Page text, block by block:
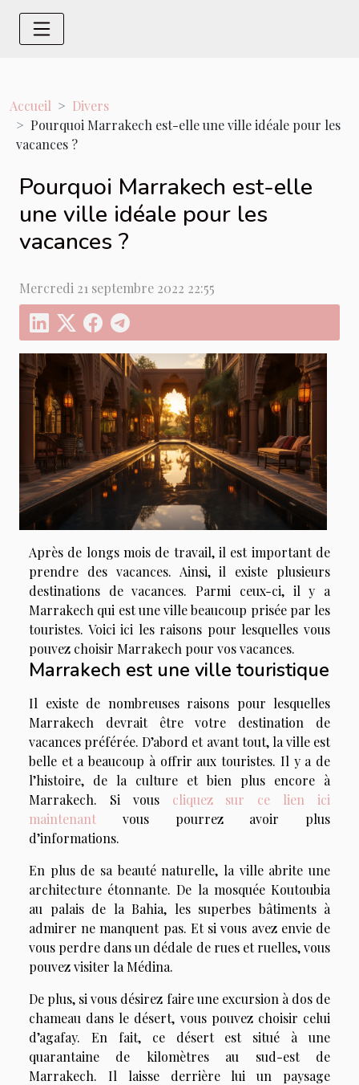
Accueil
Divers
Pourquoi Marrakech est-elle une ville idéale pour les
vacances ?
Pourquoi Marrakech est-elle
une ville idéale pour les
vacances ?
Mercredi 21 septembre 2022 22:55
Après de longs mois de travail, il est important de
prendre des vacances. Ainsi, il existe plusieurs
destinations de vacances. Parmi ceux-ci, il y a
Marrakech qui est une ville beaucoup prisée par les
touristes. Voici ici les raisons pour lesquelles vous
pouvez choisir Marrakech pour vos vacances.
Marrakech est une ville touristique
Il existe de nombreuses raisons pour lesquelles
Marrakech devrait être votre destination de
vacances préférée. D’abord et avant tout, la ville est
belle et a beaucoup à offrir aux touristes. Il y a de
l’histoire, de la culture et bien plus encore à
Marrakech. Si vous cliquez sur ce lien ici
maintenant vous pourrez avoir plus
d’informations.
En plus de sa beauté naturelle, la ville abrite une
architecture étonnante. De la mosquée Koutoubia
au palais de la Bahia, les superbes bâtiments à
admirer ne manquent pas. Et si vous avez envie de
vous perdre dans un dédale de rues et ruelles, vous
pouvez visiter la Médina.
De plus, si vous désirez faire une excursion à dos de
chameau dans le désert, vous pouvez choisir celui
d’agafay. En fait, ce désert est situé à une
quarantaine de kilomètres au sud-est de
Marrakech. Il laisse derrière lui un paysage